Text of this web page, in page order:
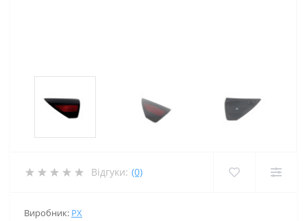
Відгуки: (0)
Виробник: PX